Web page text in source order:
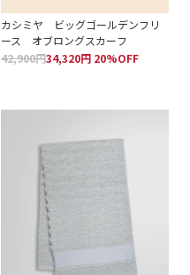
カシミヤ ビッグゴールデンフリ
ース オブロングスカーフ
42,900円34,320円 20%OFF